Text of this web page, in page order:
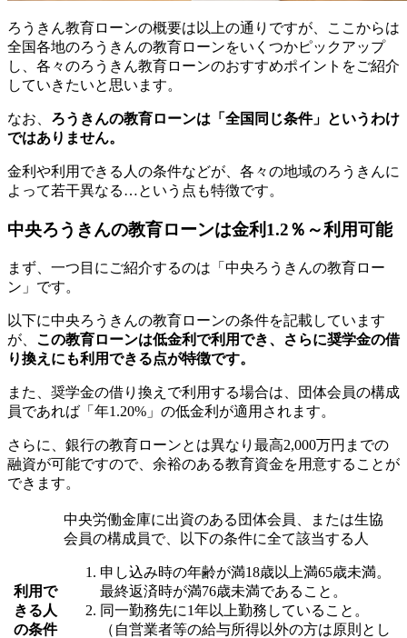
ろうきん教育ローンの概要は以上の通りですが、ここからは
全国各地のろうきんの教育ローンをいくつかピックアップ
し、各々のろうきん教育ローンのおすすめポイントをご紹介
していきたいと思います。
なお、 ろうきんの教育ローンは「全国同じ条件」というわけ
ではありません。
金利や利用できる人の条件などが、各々の地域のろうきんに
よって若干異なる…という点も特徴です。
中央ろうきんの教育ローンは金利1.2％～利用可能
まず、一つ目にご紹介するのは「中央ろうきんの教育ロー
ン」です。
以下に中央ろうきんの教育ローンの条件を記載しています
が、 この教育ローンは低金利で利用でき、さらに奨学金の借
り換えにも利用できる点が特徴です。
また、奨学金の借り換えで利用する場合は、団体会員の構成
員であれば「年1.20%」の低金利が適用されます。
さらに、銀行の教育ローンとは異なり最高2,000万円までの
融資が可能ですので、余裕のある教育資金を用意することが
できます。
利用で
きる人
の条件
中央労働金庫に出資のある団体会員、または生協
会員の構成員で、以下の条件に全て該当する人
申し込み時の年齢が満18歳以上満65歳未満。
最終返済時が満76歳未満であること。
同一勤務先に1年以上勤務していること。
（自営業者等の給与所得以外の方は原則とし